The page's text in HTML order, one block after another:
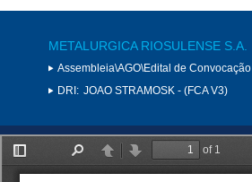
METALURGICA RIOSULENSE S.A.
Assembleia\AGO\Edital de Convocação
DRI: JOAO STRAMOSK - (FCA V3)